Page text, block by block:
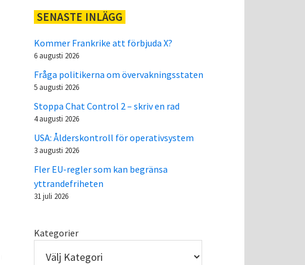
SENASTE INLÄGG
Kommer Frankrike att förbjuda X?
6 augusti 2026
Fråga politikerna om övervakningsstaten
5 augusti 2026
Stoppa Chat Control 2 – skriv en rad
4 augusti 2026
USA: Ålderskontroll för operativsystem
3 augusti 2026
Fler EU-regler som kan begränsa
yttrandefriheten
31 juli 2026
Kategorier